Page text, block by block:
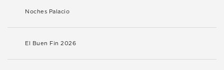
Noches Palacio
El Buen Fin 2026